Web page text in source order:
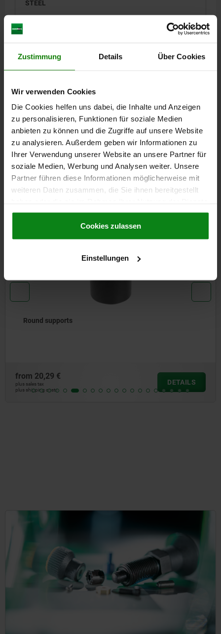
Zustimmung Details Über Cookies
Wir verwenden Cookies
Die Cookies helfen uns dabei, die Inhalte und Anzeigen
zu personalisieren, Funktionen für soziale Medien
anbieten zu können und die Zugriffe auf unsere Website
zu analysieren. Außerdem geben wir Informationen zu
Ihrer Verwendung unserer Website an unsere Partner für
soziale Medien, Werbung und Analysen weiter. Unsere
Partner führen diese Informationen möglicherweise mit
weiteren Daten zusammen, die Sie ihnen bereitgestellt
gesammelt haben.Cookie Richtlinien
Datenschutz|AGB
Cookies zulassen
Einstellungen
STEEL
234,09 €
plus sales tax
DETAILS
CAD
DOWNLOADS
Other customers also bought
02392
Round supports
from 20,29 €
plus sales tax
plus shipping costs
DETAILS